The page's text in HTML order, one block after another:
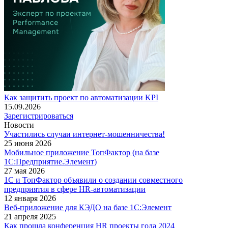
Как защитить проект по автоматизации KPI
15.09.2026
Зарегистрироваться
Новости
Участились случаи интернет-мошенничества!
25 июня 2026
Мобильное приложение ТопФактор (на базе
1С:Предприятие.Элемент)
27 мая 2026
1С и ТопФактор объявили о создании совместного
предприятия в сфере HR-автоматизации
12 января 2026
Веб-приложение для КЭДО на базе 1С:Элемент
21 апреля 2025
Как прошла конференция HR проекты года 2024